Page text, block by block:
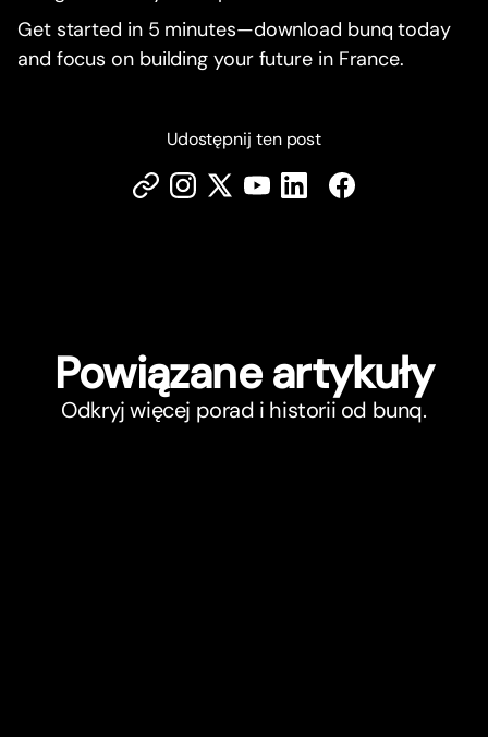
Get started in 5 minutes—download bunq today
and focus on building your future in France.
Udostępnij ten post
Powiązane artykuły
Odkryj więcej porad i historii od bunq.